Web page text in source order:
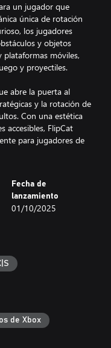
un jugador que
única de rotación
los jugadores
y objetos
móviles,
y proyectiles.
abre la puerta al
y la rotación de
Con una estética
accesibles, FlipCat
para jugadores de
Fecha de
lanzamiento
01/10/2025
de Xbox